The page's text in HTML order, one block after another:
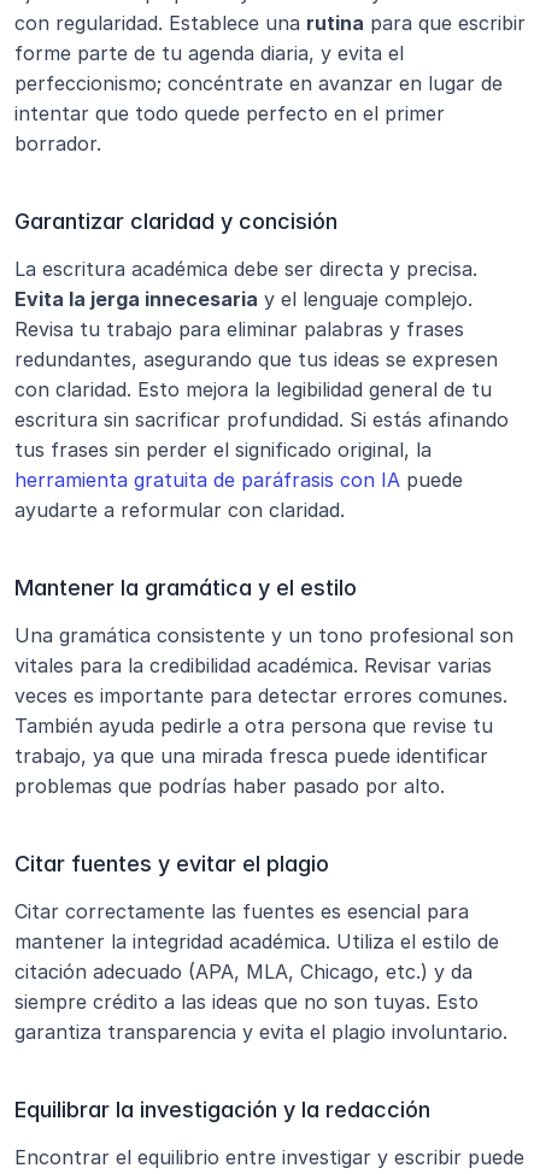
con regularidad. Establece una rutina para que escribir
forme parte de tu agenda diaria, y evita el
perfeccionismo; concéntrate en avanzar en lugar de
intentar que todo quede perfecto en el primer
borrador.
Garantizar claridad y concisión
Evita la jerga innecesaria y el lenguaje complejo.
Revisa tu trabajo para eliminar palabras y frases
redundantes, asegurando que tus ideas se expresen
con claridad. Esto mejora la legibilidad general de tu
escritura sin sacrificar profundidad. Si estás afinando
herramienta gratuita de paráfrasis con IA puede
ayudarte a reformular con claridad.
Mantener la gramática y el estilo
Una gramática consistente y un tono profesional son
vitales para la credibilidad académica. Revisar varias
veces es importante para detectar errores comunes.
También ayuda pedirle a otra persona que revise tu
trabajo, ya que una mirada fresca puede identificar
problemas que podrías haber pasado por alto.
Citar fuentes y evitar el plagio
Citar correctamente las fuentes es esencial para
mantener la integridad académica. Utiliza el estilo de
citación adecuado (APA, MLA, Chicago, etc.) y da
siempre crédito a las ideas que no son tuyas. Esto
garantiza transparencia y evita el plagio involuntario.
Equilibrar la investigación y la redacción
Encontrar el equilibrio entre investigar y escribir puede